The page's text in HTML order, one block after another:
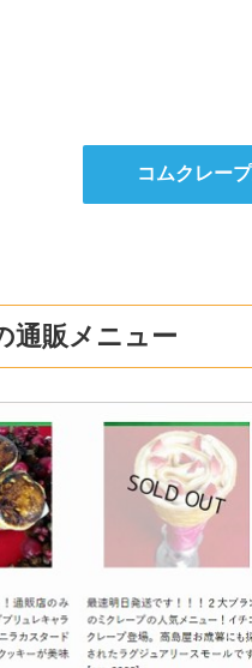
コムクレー
通販メニュー